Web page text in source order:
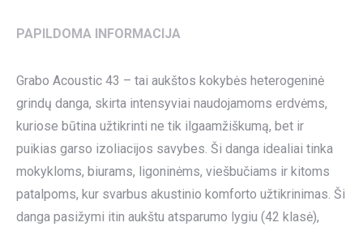
PAPILDOMA INFORMACIJA
Grabo Acoustic 43 – tai aukštos kokybės heterogeninė
grindų danga, skirta intensyviai naudojamoms erdvėms,
kuriose būtina užtikrinti ne tik ilgaamžiškumą, bet ir
puikias garso izoliacijos savybes. Ši danga idealiai tinka
mokykloms, biurams, ligoninėms, viešbučiams ir kitoms
patalpoms, kur svarbus akustinio komforto užtikrinimas. Ši
danga pasižymi itin aukštu atsparumo lygiu (42 klasė),